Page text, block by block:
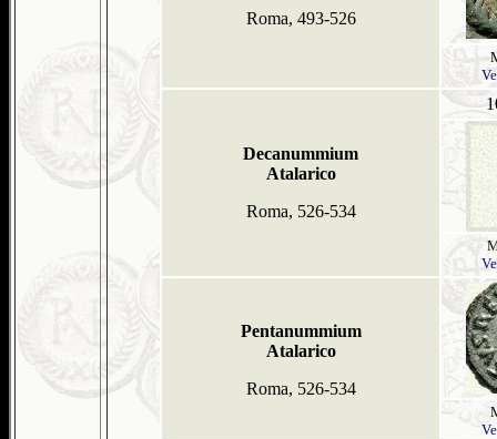
Roma, 493-526
Decanummium
Atalarico
Roma, 526-534
Pentanummium
Atalarico
Roma, 526-534